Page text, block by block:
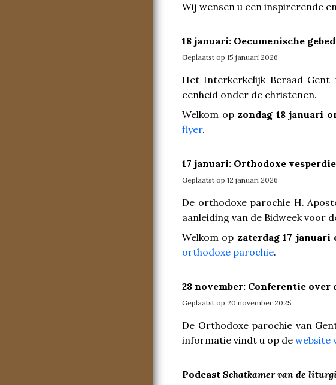
Wij wensen u een inspirerende
18 januari: Oecumenische
Geplaatst op 15 januari 2026
Het Interkerkelijk Beraad Gent
eenheid onder de christenen.
Welkom op zondag 18 januari
flyer.
17 januari: Orthodoxe
Geplaatst op 12 januari 2026
De orthodoxe parochie H.
aanleiding van de Bidweek voor
Welkom op zaterdag 17 januari
orthodoxe parochie.
28 november: Conferentie over
Geplaatst op 20 november 2025
De Orthodoxe parochie van
informatie vindt u op de website
Podcast Schatkamer van de